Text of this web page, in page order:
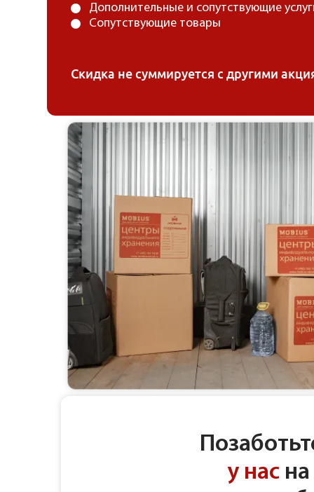
Дополнительные и сопутствующие
Сопутствующие товары
Скидка не суммируется с другими
у насна